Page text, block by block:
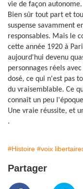
vie de façon autonome.
Bien sûr tout part et
suspense savamment
responsables. Mais le
cette année 1920 à
aujourd'hui devenu
personnages réels
dosé, ce qui n'est pas
du vraisemblable. Ce
connaît un peu
Une vraie réussite, et
.
#Histoire #voix
Partager